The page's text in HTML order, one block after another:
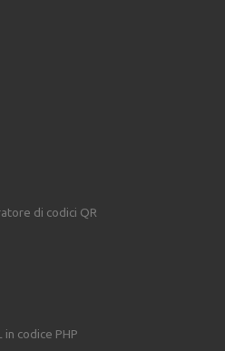
di codici QR
in codice PHP